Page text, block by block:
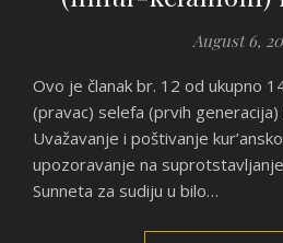
August 6,
Ovo je članak br. 12 od ukupno 14 iz serijala“Menhedž
(pravac) selefa (prvih generacija)
Uvažavanje i poštivanje
upozoravanje na suprotstavljanje
Sunneta za sudiju u bilo…